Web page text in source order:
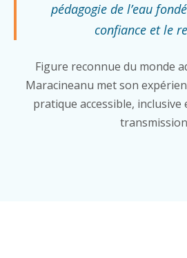
pédagogie de l’eau
confiance et le
Figure reconnue du monde
Maracineanu met son
pratique accessible,